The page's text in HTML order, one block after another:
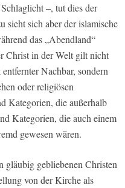
–, tut dies der
sieht sich aber der islamische
das „Abendland“
Christ in der Welt gilt nicht
Nachbar, sondern
oder religiösen
Kategorien, die außerhalb
Kategorien, die auch einem
gewesen wären.
gebliebenen Christen
von der Kirche als